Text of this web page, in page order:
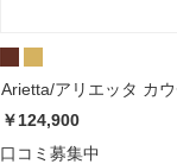
Arietta/ア
￥124,900
口コミ募集中